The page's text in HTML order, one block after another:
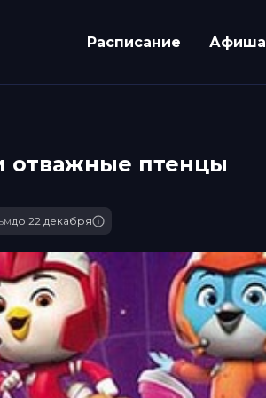
Расписание Афиша
отважные птенцы
до 22 декабря